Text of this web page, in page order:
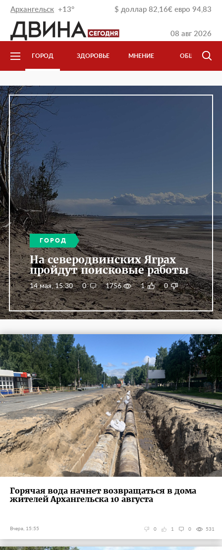
08 авг 2026
$ доллар 82,16€ евро 94,83
Архангельск +13°
ГОРОД ЗДОРОВЬЕ МНЕНИЕ ОБЩЕСТВО
ГОРОД
На северодвинских Яграх
пройдут поисковые работы
14 мая, 15:30 0 1756 1 0
Горячая вода начнет возвращаться в дома
жителей Архангельска 10 августа
Вчера, 15:55 531
0
1
0